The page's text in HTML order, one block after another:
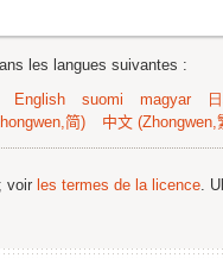
les langues suivantes :
English suomi magyar
简) 中文 (Zhongwen,
; voir les termes de la licence.